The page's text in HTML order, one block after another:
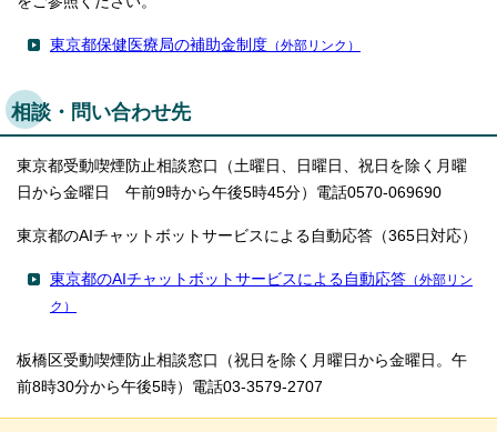
東京都保健医療局の補助金制度 （外部リンク）
相談・問い合わせ先
東京都受動喫煙防止相談窓口（土曜日、日曜日、祝日を除く月曜
日から金曜日 午前9時から午後5時45分）電話0570-069690
東京都のAIチャットボットサービスによる自動応答（365日対応）
東京都のAIチャットボットサービスによる自動応答 （外部リン
ク）
板橋区受動喫煙防止相談窓口（祝日を除く月曜日から金曜日。午
前8時30分から午後5時）電話03-3579-2707